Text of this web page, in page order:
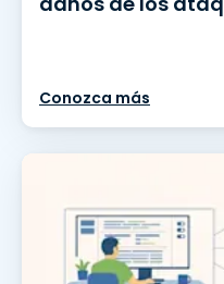
Conozca más